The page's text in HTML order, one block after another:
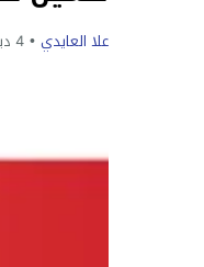
علا العايدي 4 ديسمبر 2022